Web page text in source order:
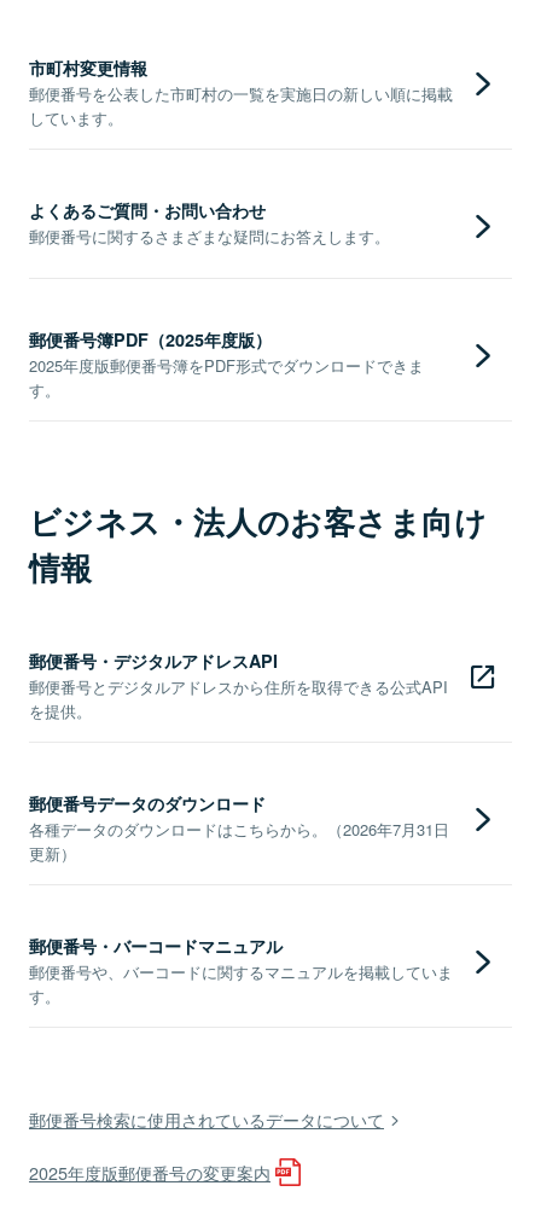
市町村変更情報
郵便番号を公表した市町村の一覧を実施日の新しい順に掲載
しています。
よくあるご質問・お問い合わせ
郵便番号に関するさまざまな疑問にお答えします。
郵便番号簿PDF（2025年度版）
2025年度版郵便番号簿をPDF形式でダウンロードできま
す。
ビジネス・法人のお客さま向け
情報
郵便番号・デジタルアドレスAPI
郵便番号とデジタルアドレスから住所を取得できる公式API
を提供。
郵便番号データのダウンロード
各種データのダウンロードはこちらから。（2026年7月31日
更新）
郵便番号・バーコードマニュアル
郵便番号や、バーコードに関するマニュアルを掲載していま
す。
郵便番号検索に使用されているデータについて
2025年度版郵便番号の変更案内